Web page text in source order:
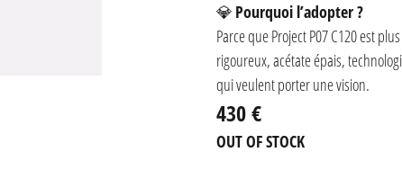
💎 Pourquoi l’adopter ?
Parce que Project P07 C120 est
rigoureux, acétate épais,
qui veulent porter une vision.
430 €
OUT OF STOCK